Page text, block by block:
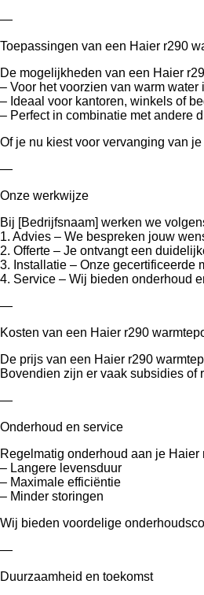
—
Toepassingen van een Haier r290
De mogelijkheden van een Haier
– Voor het voorzien van warm water
– Ideaal voor kantoren, winkels of
– Perfect in combinatie met andere
Of je nu kiest voor vervanging van
—
Onze werkwijze
Bij [Bedrijfsnaam] werken we
1. Advies – We bespreken jouw
2. Offerte – Je ontvangt een
3. Installatie – Onze gecertificeerde
4. Service – Wij bieden onderhoud
—
Kosten van een Haier r290
De prijs van een Haier r290
Bovendien zijn er vaak subsidies of
—
Onderhoud en service
Regelmatig onderhoud aan je Haier
– Langere levensduur
– Maximale efficiëntie
– Minder storingen
Wij bieden voordelige
—
Duurzaamheid en toekomst